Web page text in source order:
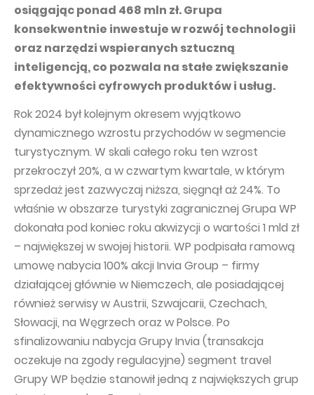
WP Media
Invia Group
Wakacje.pl
Audioteka Group
Superauto.pl
Totalmoney
Extradom
Wirtualne Media
Periodic reports
Letters of the CEO
Financial presentations
Prospectus
Press releases
WPH Calendar
CORPORATE GOVERNANCE
Management Board
Supervisory Board
Capital Group Structure
Auditor
General meeting of Shareholders
Best practices
osiągając ponad 468 mln zł. Grupa
konsekwentnie inwestuje w rozwój technologii
oraz narzędzi wspieranych sztuczną
inteligencją, co pozwala na stałe zwiększanie
efektywności cyfrowych produktów i usług.
Rok 2024 był kolejnym okresem wyjątkowo
dynamicznego wzrostu przychodów w segmencie
turystycznym. W skali całego roku ten wzrost
przekroczył 20%, a w czwartym kwartale, w którym
sprzedaż jest zazwyczaj niższa, sięgnął aż 24%. To
właśnie w obszarze turystyki zagranicznej Grupa WP
dokonała pod koniec roku akwizycji o wartości 1 mld zł
– największej w swojej historii. WP podpisała ramową
umowę nabycia 100% akcji Invia Group – firmy
działającej głównie w Niemczech, ale posiadającej
również serwisy w Austrii, Szwajcarii, Czechach,
Słowacji, na Węgrzech oraz w Polsce. Po
sfinalizowaniu nabycja Grupy Invia (transakcja
oczekuje na zgody regulacyjne) segment travel
Grupy WP będzie stanowił jedną z największych grup